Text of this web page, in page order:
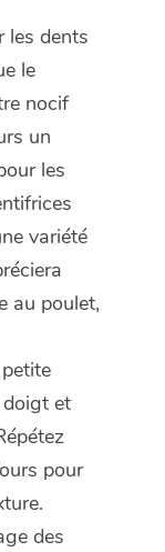
les dents
le
nocif
un
les
variété
au poulet,
et
pour
des